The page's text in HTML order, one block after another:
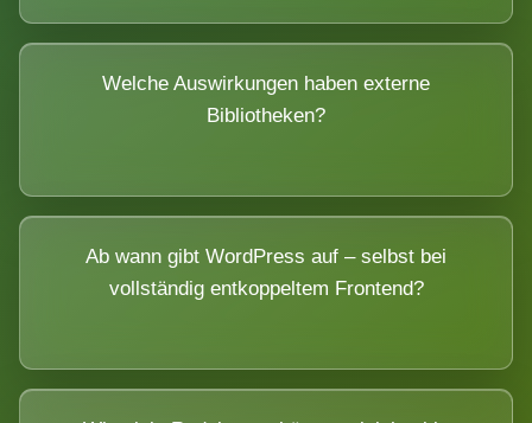
Welche Auswirkungen haben externe
Bibliotheken?
Ab wann gibt WordPress auf – selbst bei
vollständig entkoppeltem Frontend?